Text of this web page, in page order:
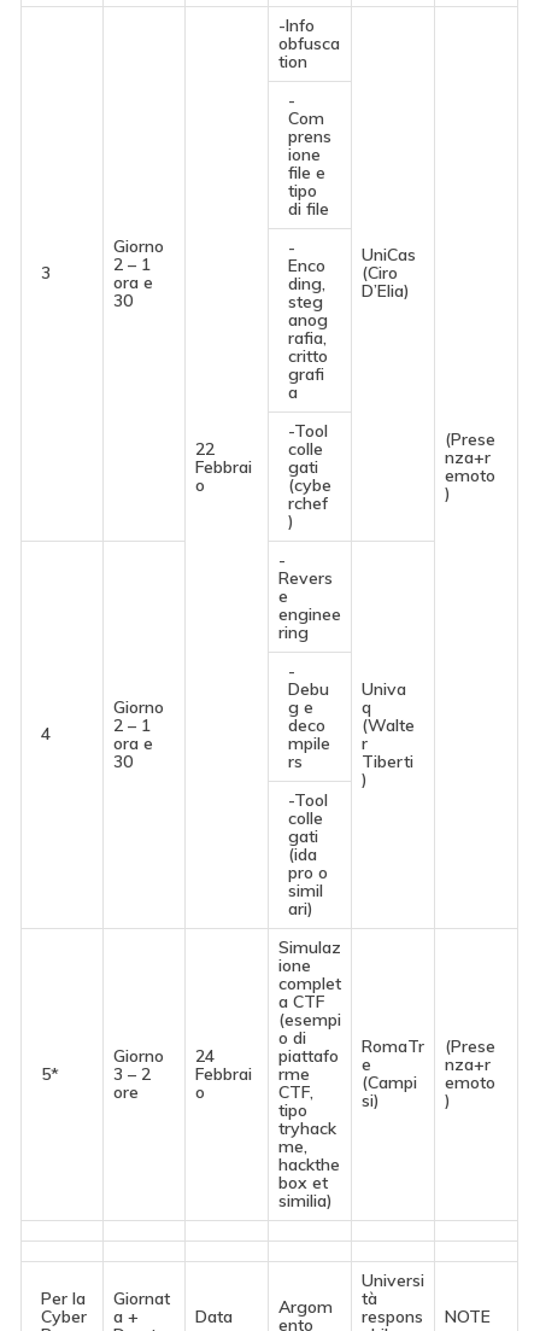
3
Giorno
2 – 1
ora e
30
22
Febbrai
o
-Info
obfusca
tion
UniCas
(Ciro
D’Elia)
(Prese
nza+r
emoto
)
-
Com
prens
ione
file e
tipo
di file
-
Enco
ding,
steg
anog
rafia,
critto
grafi
a
-Tool
colle
gati
(cybe
rchef
)
4
Giorno
2 – 1
ora e
30
-
Revers
e
enginee
ring
Univa
q
(Walte
r
Tiberti
)
-
Debu
g e
deco
mpile
rs
-Tool
colle
gati
(ida
pro o
simil
ari)
5*
Giorno
3 – 2
ore
24
Febbrai
o
Simulaz
ione
complet
a CTF
(esempi
o di
piattafo
rme
CTF,
tipo
tryhack
me,
hackthe
box et
similia)
RomaTr
e
(Campi
si)
(Prese
nza+r
emoto
)
Per la
Cyber
Giornat
a +
Data
Argom
ento
Universi
tà
respons
NOTE